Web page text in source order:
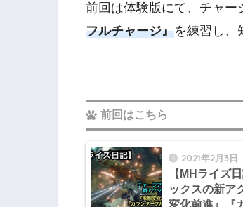
前回は体験版にて、チャー
フルチャージ』を練習し、
前回はこちら
2021年2月3日
【MHライズ
ックスの新ア